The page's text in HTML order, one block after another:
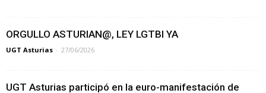
ORGULLO ASTURIAN@, LEY LGTBI YA
UGT Asturias - 27/06/2026
UGT Asturias participó en la euro-manifestación de